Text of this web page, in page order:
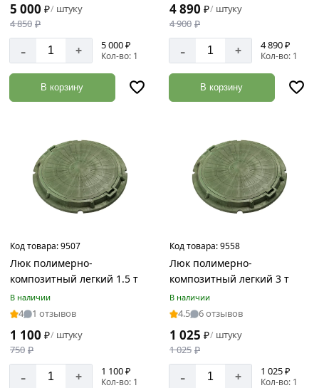
5 000 ₽/ штуку
4 850 ₽
- + 5 000 ₽
Кол-во: 1
В корзину
4 890 ₽/ штуку
4 900 ₽
- + 4 890 ₽
Кол-во: 1
В корзину
Код товара:9507
Люк полимерно-
композитный легкий 1.5 т
В наличии
4 1 отзывов
1 100 ₽/ штуку
750 ₽
- + 1 100 ₽
Кол-во: 1
Код товара:9558
Люк полимерно-
композитный легкий 3 т
В наличии
4.5 6 отзывов
1 025 ₽/ штуку
1 025 ₽
- + 1 025 ₽
Кол-во: 1